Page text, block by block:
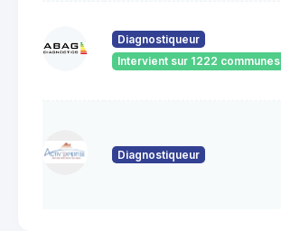
Diagnostiqueur
Intervient sur 1222 communes
Diagnostiqueur